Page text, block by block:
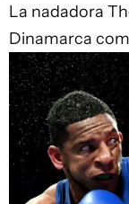
La nadadora
Dinamarca